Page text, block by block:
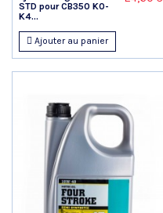
STD pour CB350 K0-
K4...
Ajouter au panier